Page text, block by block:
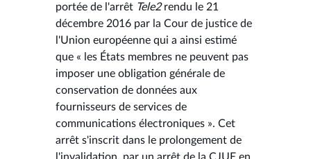
portée de l'arrêt Tele2rendu le 21
décembre 2016 par la Cour de justice de
l'Union européenne qui a ainsi estimé
que « les États membres ne peuvent pas
imposer une obligation générale de
conservation de données aux
fournisseurs de services de
communications électroniques ». Cet
arrêt s'inscrit dans le prolongement de
l'invalidation, par un arrêt de la CJUE en